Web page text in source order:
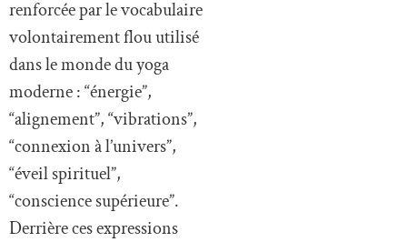
renforcée par le vocabulaire
volontairement flou utilisé
dans le monde du yoga
moderne : “énergie”,
“alignement”, “vibrations”,
“connexion à l’univers”,
“éveil spirituel”,
“conscience supérieure”.
Derrière ces expressions